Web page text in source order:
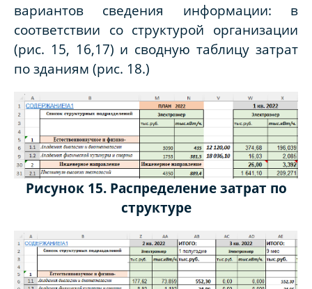
вариантов сведения информации: в
соответствии со структурой организации
(рис. 15, 16,17) и сводную таблицу затрат
по зданиям (рис. 18.)
Рисунок 15. Распределение затрат по
структуре